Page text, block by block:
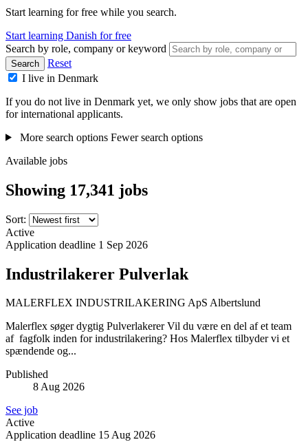
Start learning for free while you search.
Start learning Danish for free
Search by role, company or keyword
Search
Reset
I live in Denmark
If you do not live in Denmark yet, we only show jobs that are open
for international applicants.
More search options Fewer search options
Available jobs
Showing 17,341 jobs
Sort:
Active
Application deadline 1 Sep 2026
Industrilakerer Pulverlak
MALERFLEX INDUSTRILAKERING ApS Albertslund
Malerflex søger dygtig Pulverlakerer Vil du være en del af et team
af fagfolk inden for industrilakering? Hos Malerflex tilbyder vi et
spændende og...
Published
8 Aug 2026
See job
Active
Application deadline 15 Aug 2026